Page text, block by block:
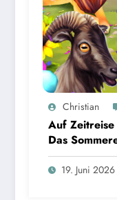
Christian
Auf
Das
19. Juni 2026